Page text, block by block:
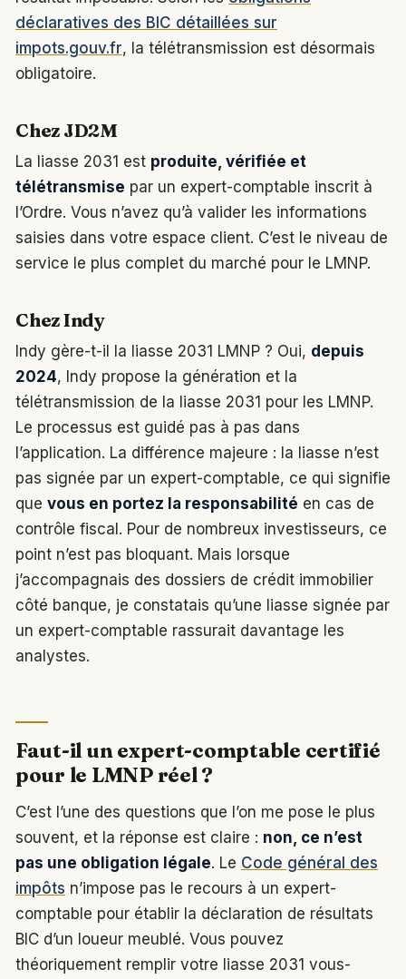
déclaratives des BIC détaillées sur
impots.gouv.fr, la télétransmission est désormais
obligatoire.
Chez JD2M
La liasse 2031 est produite, vérifiée et
télétransmise par un expert-comptable inscrit à
l’Ordre. Vous n’avez qu’à valider les informations
saisies dans votre espace client. C’est le niveau de
service le plus complet du marché pour le LMNP.
Chez Indy
Indy gère-t-il la liasse 2031 LMNP ? Oui, depuis
2024, Indy propose la génération et la
télétransmission de la liasse 2031 pour les LMNP.
Le processus est guidé pas à pas dans
l’application. La différence majeure : la liasse n’est
pas signée par un expert-comptable, ce qui signifie
que vous en portez la responsabilité en cas de
contrôle fiscal. Pour de nombreux investisseurs, ce
point n’est pas bloquant. Mais lorsque
j’accompagnais des dossiers de crédit immobilier
côté banque, je constatais qu’une liasse signée par
un expert-comptable rassurait davantage les
analystes.
Faut-il un expert-comptable certifié
pour le LMNP réel ?
C’est l’une des questions que l’on me pose le plus
souvent, et la réponse est claire : non, ce n’est
pas une obligation légale. Le Code général des
impôts n’impose pas le recours à un expert-
comptable pour établir la déclaration de résultats
BIC d’un loueur meublé. Vous pouvez
théoriquement remplir votre liasse 2031 vous-